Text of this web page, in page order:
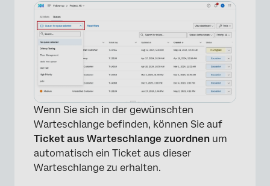
Wenn Sie sich in der gewünschten
Warteschlange befinden, können Sie auf
Ticket aus Warteschlange zuordnen um
automatisch ein Ticket aus dieser
Warteschlange zu erhalten.